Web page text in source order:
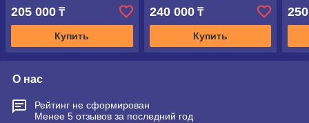
205 000 ₸
Купить
240 000₸
Купить
О нас
Рейтинг не сформирован
Менее 5 отзывов за последний год